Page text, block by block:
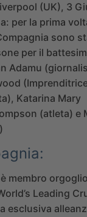
(UK), 3
per la prima
sono
per il
Adamu
Katarina Mary
(atleta) e
è membro
Leading
esclusiva